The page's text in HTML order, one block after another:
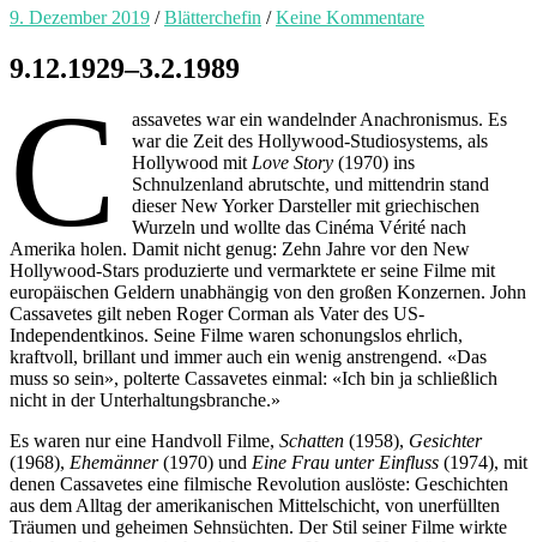
9. Dezember 2019 /Blätterchefin /Keine Kommentare
9.12.1929–3.2.1989
C
assavetes war ein wandelnder Anachronismus. Es
war die Zeit des Hollywood-Studiosystems, als
Hollywood mit Love Story (1970) ins
Schnulzenland abrutschte, und mittendrin stand
dieser New Yorker Darsteller mit griechischen
Wurzeln und wollte das Cinéma Vérité nach
Amerika holen. Damit nicht genug: Zehn Jahre vor den New
Hollywood-Stars produzierte und vermarktete er seine Filme mit
europäischen Geldern unabhängig von den großen Konzernen. John
Cassavetes gilt neben Roger Corman als Vater des US-
Independentkinos. Seine Filme waren schonungslos ehrlich,
kraftvoll, brillant und immer auch ein wenig anstrengend. «Das
muss so sein», polterte Cassavetes einmal: «Ich bin ja schließlich
nicht in der Unterhaltungsbranche.»
Es waren nur eine Handvoll Filme, Schatten (1958), Gesichter
(1968), Ehemänner(1970) und Eine Frau unter Einfluss (1974), mit
denen Cassavetes eine filmische Revolution auslöste: Geschichten
aus dem Alltag der amerikanischen Mittelschicht, von unerfüllten
Träumen und geheimen Sehnsüchten. Der Stil seiner Filme wirkte